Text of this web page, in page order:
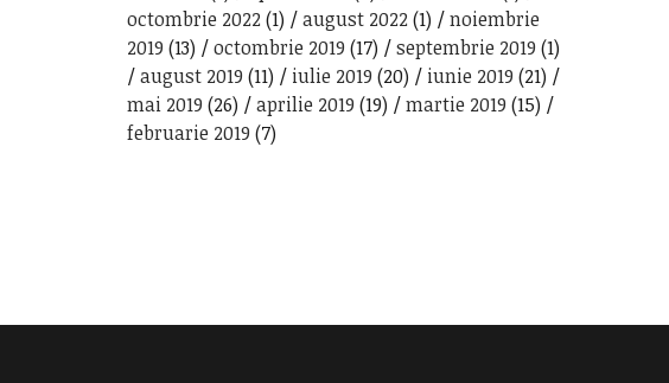
octombrie 2022(1) august 2022(1)
noiembrie
2019 (13) octombrie 2019 (17) septembrie 2019 (1)
august 2019 (11) iulie 2019 (20) iunie 2019 (21)
mai 2019 (26) aprilie 2019 (19) martie 2019 (15)
februarie 2019 (7)